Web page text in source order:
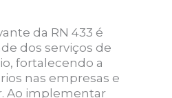
da RN 433 é
dos serviços de
fortalecendo a
nas empresas e
Ao implementar